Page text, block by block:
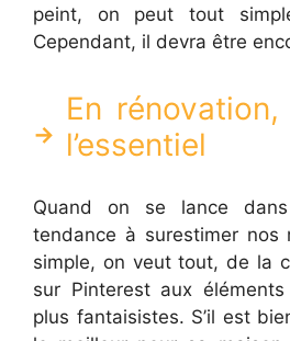
peint, on peut tout
Cependant, il devra être
En rénovation,
l’essentiel
Quand on se lance
tendance à surestimer nos
simple, on veut tout, de la
sur Pinterest aux
plus fantaisistes. S’il est